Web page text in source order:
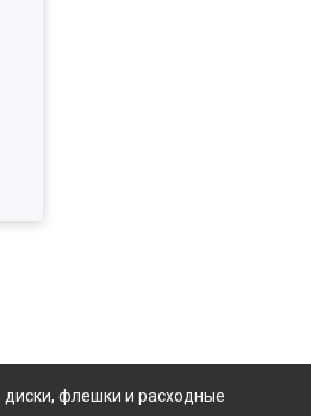
диски, флешки и расходные